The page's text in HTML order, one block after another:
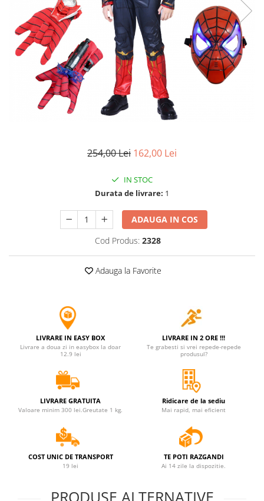
Lanterne
Topor camping
Seturi de cutite & accesorii
vanatoare si tactice
BINOCLURI & LUNETE
Prastii profesionale de vanatoare
Rucsacuri si huse
Bile metalice
Costume si seturi pentru copii
Accesorii costume copii
Plusuri roblox, rainbow friend
Instrumente muzicale de jucarie
Gaming, Carti & Birotica
Costume Halloween copii
Costume spiderman
ACCESORII & DIVERSE
Accesorii decorative
Echipamente petrecere
Jocuri de sah si table
Produse si dispozitive ajutatoare
254,00 Lei 162,00 Lei
IN STOC
Durata de livrare: 1
ADAUGA IN COS
Cod Produs: 2328
Adauga la Favorite
LIVRARE IN EASY BOX
Livrare a doua zi in easybox la doar
12.9 lei
LIVRARE IN 2 ORE !!!
Te grabesti si vrei repede-repede
produsul?
LIVRARE GRATUITA
Valoare minim 300 lei.Greutate 1 kg.
Ridicare de la sediu
Mai rapid, mai eficient
COST UNIC DE TRANSPORT
19 lei
TE POTI RAZGANDI
Ai 14 zile la dispozitie.
PRODUSE ALTERNATIVE